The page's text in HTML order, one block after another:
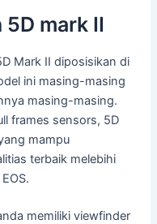
5D mark II
Mark II diposisikan di
ini masing-masing
masing-masing.
frames sensors, 5D
mampu
terbaik melebihi
memiliki viewfinder